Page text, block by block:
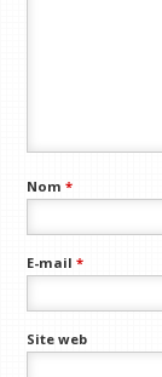
Nom*
E-mail*
Site web